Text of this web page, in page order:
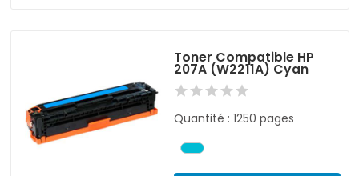
Toner Compatible HP
207A (W2211A) Cyan
Quantité : 1250 pages